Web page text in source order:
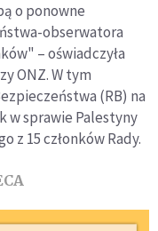
o ponowne
obserwatora
– oświadczyła
ONZ. W tym
(RB) na
w sprawie Palestyny
z 15 członków Rady.